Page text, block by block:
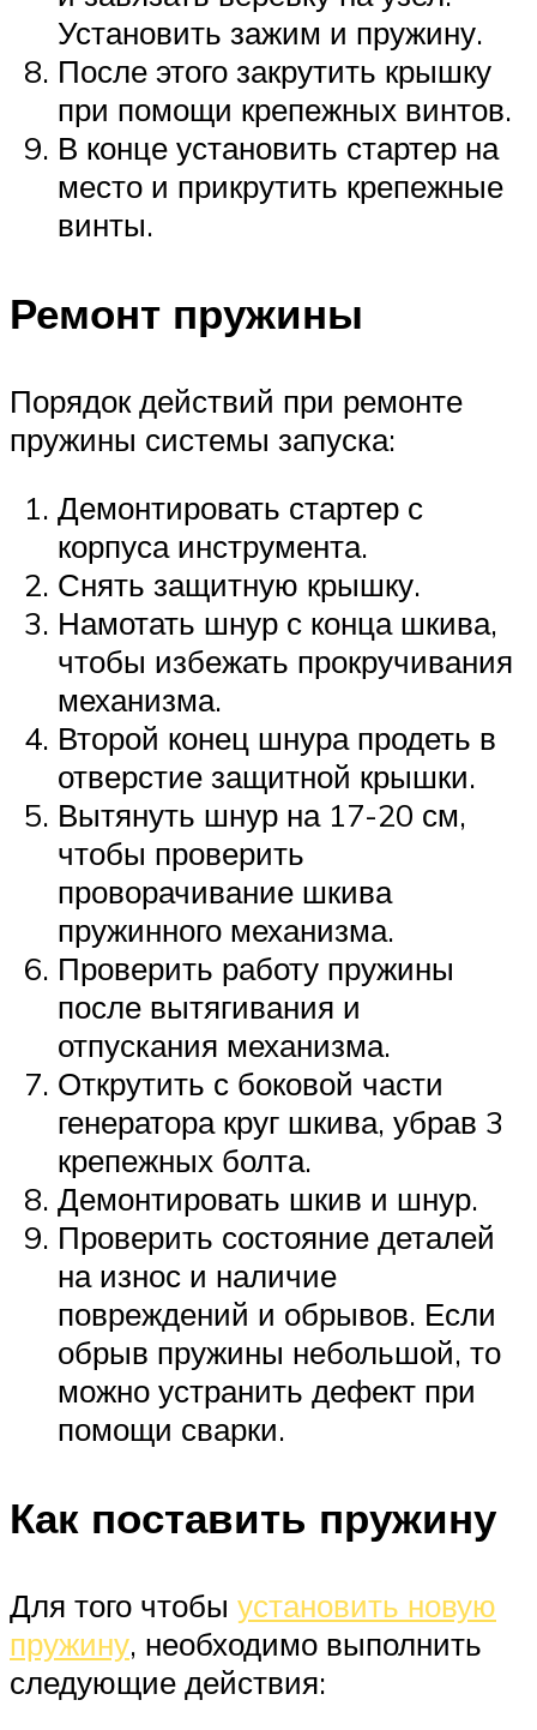
Установить зажим и пружину.
После этого закрутить крышку
при помощи крепежных винтов.
В конце установить стартер на
место и прикрутить крепежные
винты.
Ремонт пружины
Порядок действий при ремонте
пружины системы запуска:
Демонтировать стартер с
корпуса инструмента.
Снять защитную крышку.
Намотать шнур с конца шкива,
чтобы избежать прокручивания
механизма.
Второй конец шнура продеть в
отверстие защитной крышки.
Вытянуть шнур на 17-20 см,
чтобы проверить
проворачивание шкива
пружинного механизма.
Проверить работу пружины
после вытягивания и
отпускания механизма.
Открутить с боковой части
генератора круг шкива, убрав 3
крепежных болта.
Демонтировать шкив и шнур.
Проверить состояние деталей
на износ и наличие
повреждений и обрывов. Если
обрыв пружины небольшой, то
можно устранить дефект при
помощи сварки.
Как поставить пружину
Для того чтобы установить новую
пружину, необходимо выполнить
следующие действия: